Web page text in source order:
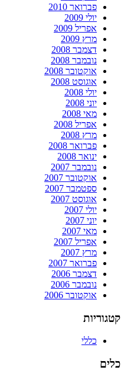
פברואר 2010
יולי 2009
אפריל 2009
מרץ 2009
דצמבר 2008
נובמבר 2008
אוקטובר 2008
אוגוסט 2008
יולי 2008
יוני 2008
מאי 2008
אפריל 2008
מרץ 2008
פברואר 2008
ינואר 2008
נובמבר 2007
אוקטובר 2007
ספטמבר 2007
אוגוסט 2007
יולי 2007
יוני 2007
מאי 2007
אפריל 2007
מרץ 2007
פברואר 2007
דצמבר 2006
נובמבר 2006
אוקטובר 2006
קטגוריות
כללי
כלים